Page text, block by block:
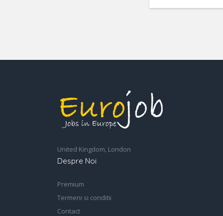
United Kingdom, London
Despre Noi
Premium
Termeni si conditii
Contact